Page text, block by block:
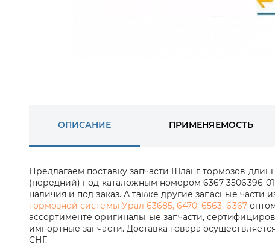
ОПИСАНИЕ ПРИМЕНЯЕМОСТЬ
Предлагаем поставку запчасти Шланг тормозов
(передний) под каталожным номером 6367-3506396-
наличия и под заказ. А также другие запасные части
тормозной системы Урал 63685, 6470, 6563, 6367
ассортименте оригинальные запчасти,
импортные запчасти. Доставка товара
СНГ.